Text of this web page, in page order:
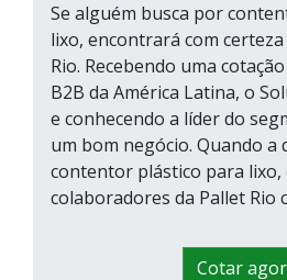
Se alguém busca por
lixo, encontrará com
Rio. Recebendo uma
B2B da América Latina, o
e conhecendo a líder do
um bom negócio. Quando a
contentor plástico para lixo,
colaboradores da Pallet Rio
Cotar